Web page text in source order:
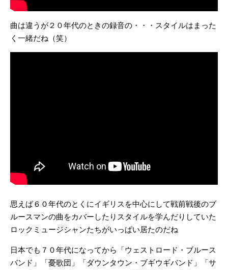
曲は違うが２０年代のときの録音の・・・スタイルはまった
く一緒だね（笑）
思えば６０年代のとくにイギリスを中心にして戦前戦後のブ
ルースマンの曲をカバーしたりスタイルを学んだりしていた
ロックミュージシャンたちがいっぱい居たのだね
日本でも７０年代になってから「ウェストロード・ブルース
バンド」「憂歌団」「ダウンタウン・ブギウギバンド」「サ